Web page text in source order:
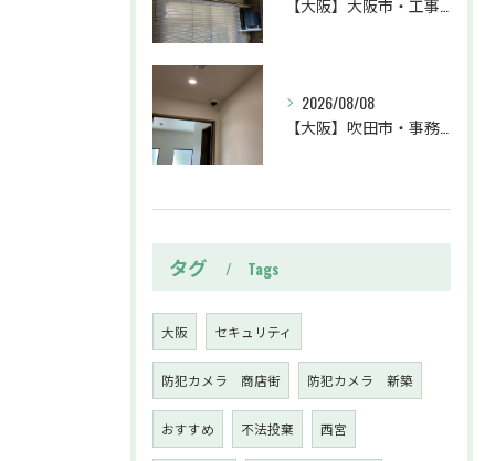
2026/08/08
タグ Tags
大阪 セキュリティ
防犯カメラ 商店街 防犯カメラ 新築
おすすめ 不法投棄 西宮